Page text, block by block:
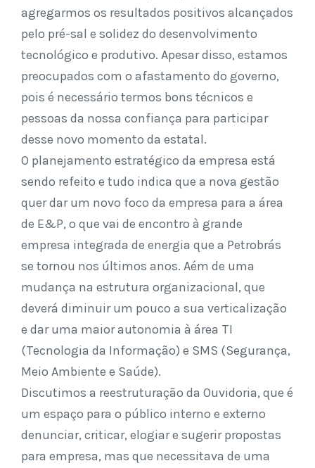
agregarmos os resultados positivos alcançados
pelo pré-sal e solidez do desenvolvimento
tecnológico e produtivo. Apesar disso, estamos
preocupados com o afastamento do governo,
pois é necessário termos bons técnicos e
pessoas da nossa confiança para participar
desse novo momento da estatal.
O planejamento estratégico da empresa está
sendo refeito e tudo indica que a nova gestão
quer dar um novo foco da empresa para a área
de E&P, o que vai de encontro à grande
empresa integrada de energia que a Petrobrás
se tornou nos últimos anos. Aém de uma
mudança na estrutura organizacional, que
deverá diminuir um pouco a sua verticalização
e dar uma maior autonomia à área TI
(Tecnologia da Informação) e SMS (Segurança,
Meio Ambiente e Saúde).
Discutimos a reestruturação da Ouvidoria, que é
um espaço para o público interno e externo
denunciar, criticar, elogiar e sugerir propostas
para empresa, mas que necessitava de uma